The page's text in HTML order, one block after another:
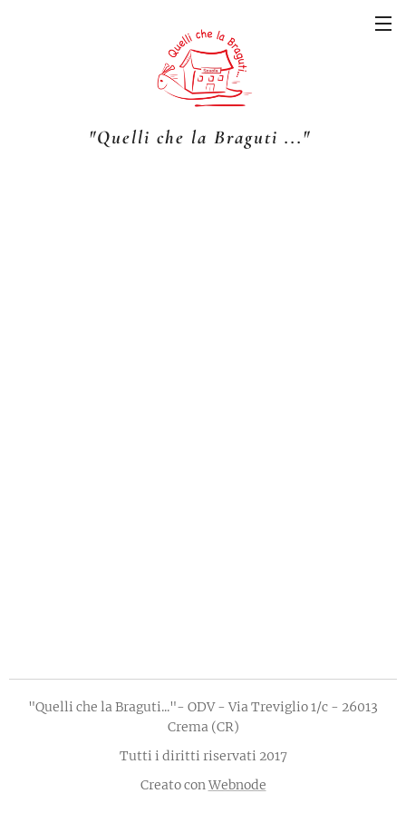
"Quelli che la Braguti ..."
"Quelli che la Braguti..."- ODV - Via Treviglio 1/c - 26013
Crema (CR)
Tutti i diritti riservati 2017
Creato conWebnode